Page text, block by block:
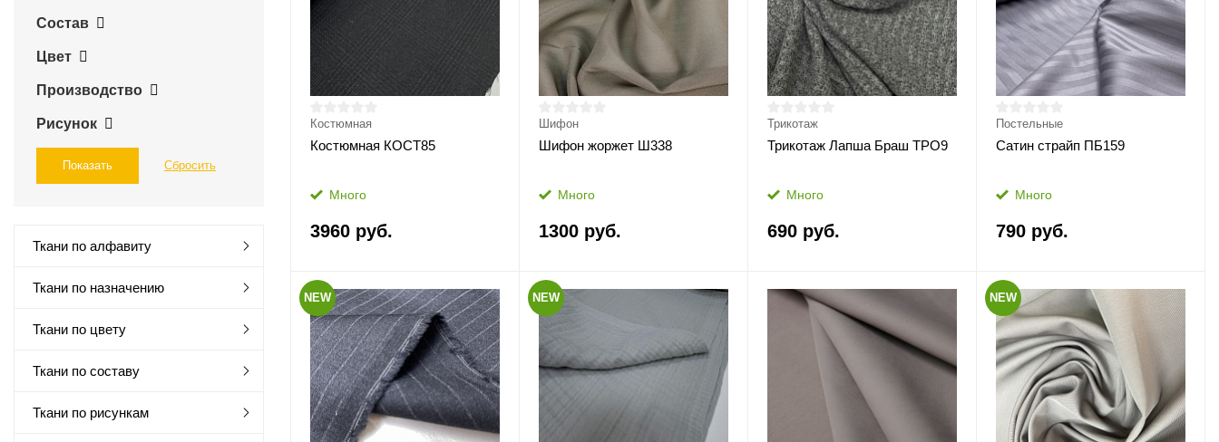
Состав
Цвет
Производство
Рисунок
Ткани по алфавиту
Ткани по назначению
Ткани по цвету
Ткани по составу
Ткани по рисункам
Костюмная
Костюмная КОСТ85
Много
3960 руб.
Шифон
Шифон жоржет Ш338
Много
1300 руб.
Трикотаж
Трикотаж Лапша Браш ТРО9
Много
690 руб.
Постельные
Сатин страйп ПБ159
Много
790 руб.
NEW NEW NEW